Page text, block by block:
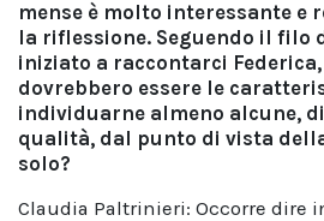
mense è molto interessante e
la riflessione. Seguendo il filo
iniziato a raccontarci
dovrebbero essere le
individuarne almeno alcune,
qualità, dal punto di vista
solo?
Claudia Paltrinieri: Occorre dire